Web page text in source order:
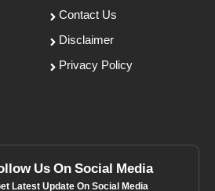
Contact Us
Disclaimer
Privacy Policy
Us On Social Media
Latest Update On Social Media